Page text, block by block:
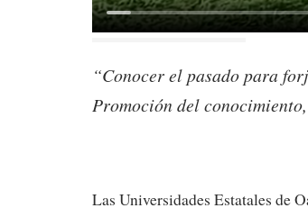
Conocer el pasado para
Promoción del
Las Universidades Estatales de